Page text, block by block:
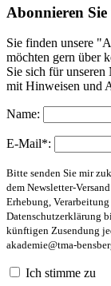
Abonnieren Sie
Sie finden unsere
möchten gern über
Sie sich für unseren
mit Hinweisen und
Name:
E-Mail*:
Bitte senden Sie mir
dem Newsletter-
Erhebung,
Datenschutzerklärung
künftigen Zusendung
akademie@tma-
Ich stimme zu